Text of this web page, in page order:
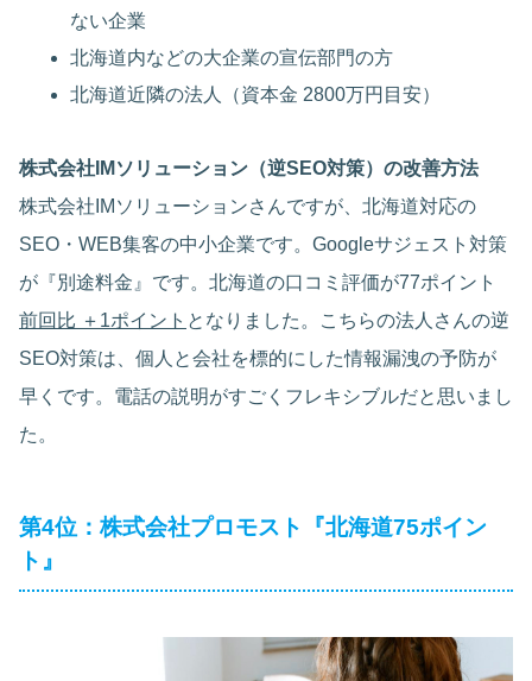
ない企業
北海道内などの大企業の宣伝部門の方
北海道近隣の法人（資本金 2800万円目安）
株式会社IMソリューション（逆SEO対策）の改善方法
株式会社IMソリューションさんですが、北海道対応の
SEO・WEB集客の中小企業です。Googleサジェスト対策
が『別途料金』です。北海道の口コミ評価が77ポイント
前回比 ＋1ポイント となりました。こちらの法人さんの逆
SEO対策は、個人と会社を標的にした情報漏洩の予防が
早くです。電話の説明がすごくフレキシブルだと思いまし
た。
第4位：株式会社プロモスト『北海道75ポイン
ト』